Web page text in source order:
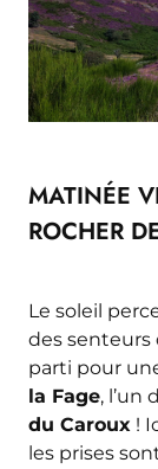
MATINÉE
ROCHER
Le soleil
des senteurs
parti pour
la Fage, l’un
du Caroux !
les prises